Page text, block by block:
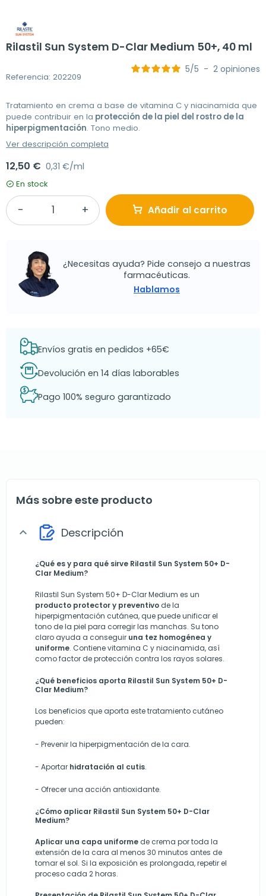
Rilastil Sun System D-Clar Medium 50+, 40 ml
Referencia: 202209
5/5 - 2 opiniones
Tratamiento en crema a base de vitamina C y niacinamida que
puede contribuir en la protección de la piel del rostro de la
hiperpigmentación. Tono medio.
Ver descripción completa
12,50 € 0,31 €/ml
En stock
Añadir al carrito
¿Necesitas ayuda? Pide consejo a nuestras
farmacéuticas.
Hablamos
Envíos gratis en pedidos +65€
Devolución en 14 días laborables
Pago 100% seguro garantizado
Más sobre este producto
expand_more Descripción
¿Qué es y para qué sirve Rilastil Sun System 50+ D-
Clar Medium?
Rilastil Sun System 50+ D-Clar Medium es un
producto protector y preventivo de la
hiperpigmentación cutánea, que puede unificar el
tono de la piel para corregir las manchas. Su tono
claro ayuda a conseguir una tez homogénea y
uniforme. Contiene vitamina C y niacinamida, así
como factor de protección contra los rayos solares.
¿Qué beneficios aporta Rilastil Sun System 50+ D-
Clar Medium?
Los beneficios que aporta este tratamiento cutáneo
pueden:
- Prevenir la hiperpigmentación de la cara.
- Aportar hidratación al cutis.
- Ofrecer una acción antioxidante.
¿Cómo aplicar Rilastil Sun System 50+ D-Clar
Medium?
Aplicar una capa uniforme de crema por toda la
extensión de la cara al menos 30 minutos antes de
tomar el sol. Si la exposición es prolongada, repetir el
proceso cada 2 horas.